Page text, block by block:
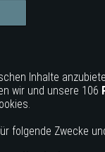
Inhalte
wir und unsere 106
folgende Zwecke